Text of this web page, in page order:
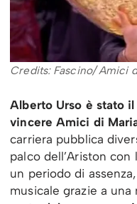
Credits: Fascino/ Amici
Alberto Urso è stato
vincere Amici di
carriera pubblica
palco dell’Ariston con
un periodo di
musicale grazie a una